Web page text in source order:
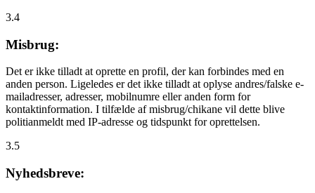
3.4
Misbrug:
Det er ikke tilladt at oprette en profil, der kan forbindes med en
anden person. Ligeledes er det ikke tilladt at oplyse andres/falske e-
mailadresser, adresser, mobilnumre eller anden form for
kontaktinformation. I tilfælde af misbrug/chikane vil dette blive
politianmeldt med IP-adresse og tidspunkt for oprettelsen.
3.5
Nyhedsbreve: